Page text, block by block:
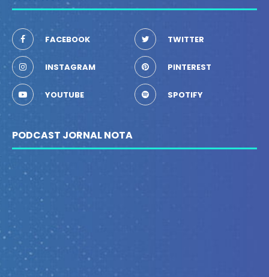
FACEBOOK TWITTER
INSTAGRAM PINTEREST
YOUTUBE SPOTIFY
PODCAST JORNAL NOTA